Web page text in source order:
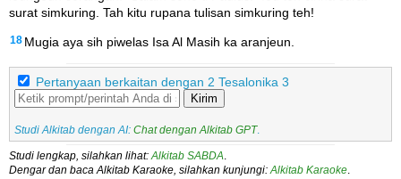
surat simkuring. Tah kitu rupana tulisan simkuring teh!
18 Mugia aya sih piwelas Isa Al Masih ka aranjeun.
Pertanyaan berkaitan dengan 2 Tesalonika 3
Kirim
Studi Alkitab dengan AI: Chat dengan Alkitab GPT .
Studi lengkap, silahkan lihat:Alkitab SABDA.
Dengar dan baca Alkitab Karaoke, silahkan kunjungi:Alkitab Karaoke.